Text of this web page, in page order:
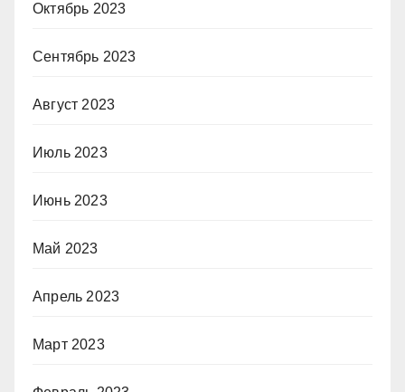
Октябрь 2023
Сентябрь 2023
Август 2023
Июль 2023
Июнь 2023
Май 2023
Апрель 2023
Март 2023